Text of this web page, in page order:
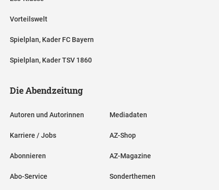
Vorteilswelt
Spielplan, Kader FC Bayern
Spielplan, Kader TSV 1860
Die Abendzeitung
Autoren und Autorinnen
Karriere / Jobs
Abonnieren
Abo-Service
Mediadaten
AZ-Shop
AZ-Magazine
Sonderthemen